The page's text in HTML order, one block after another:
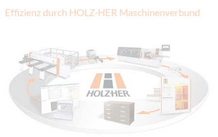
Effizienz durch HOLZ-HER Maschinenverbund